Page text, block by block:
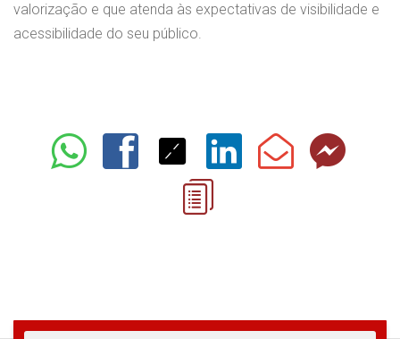
valorização e que atenda às expectativas de visibilidade e
acessibilidade do seu público.